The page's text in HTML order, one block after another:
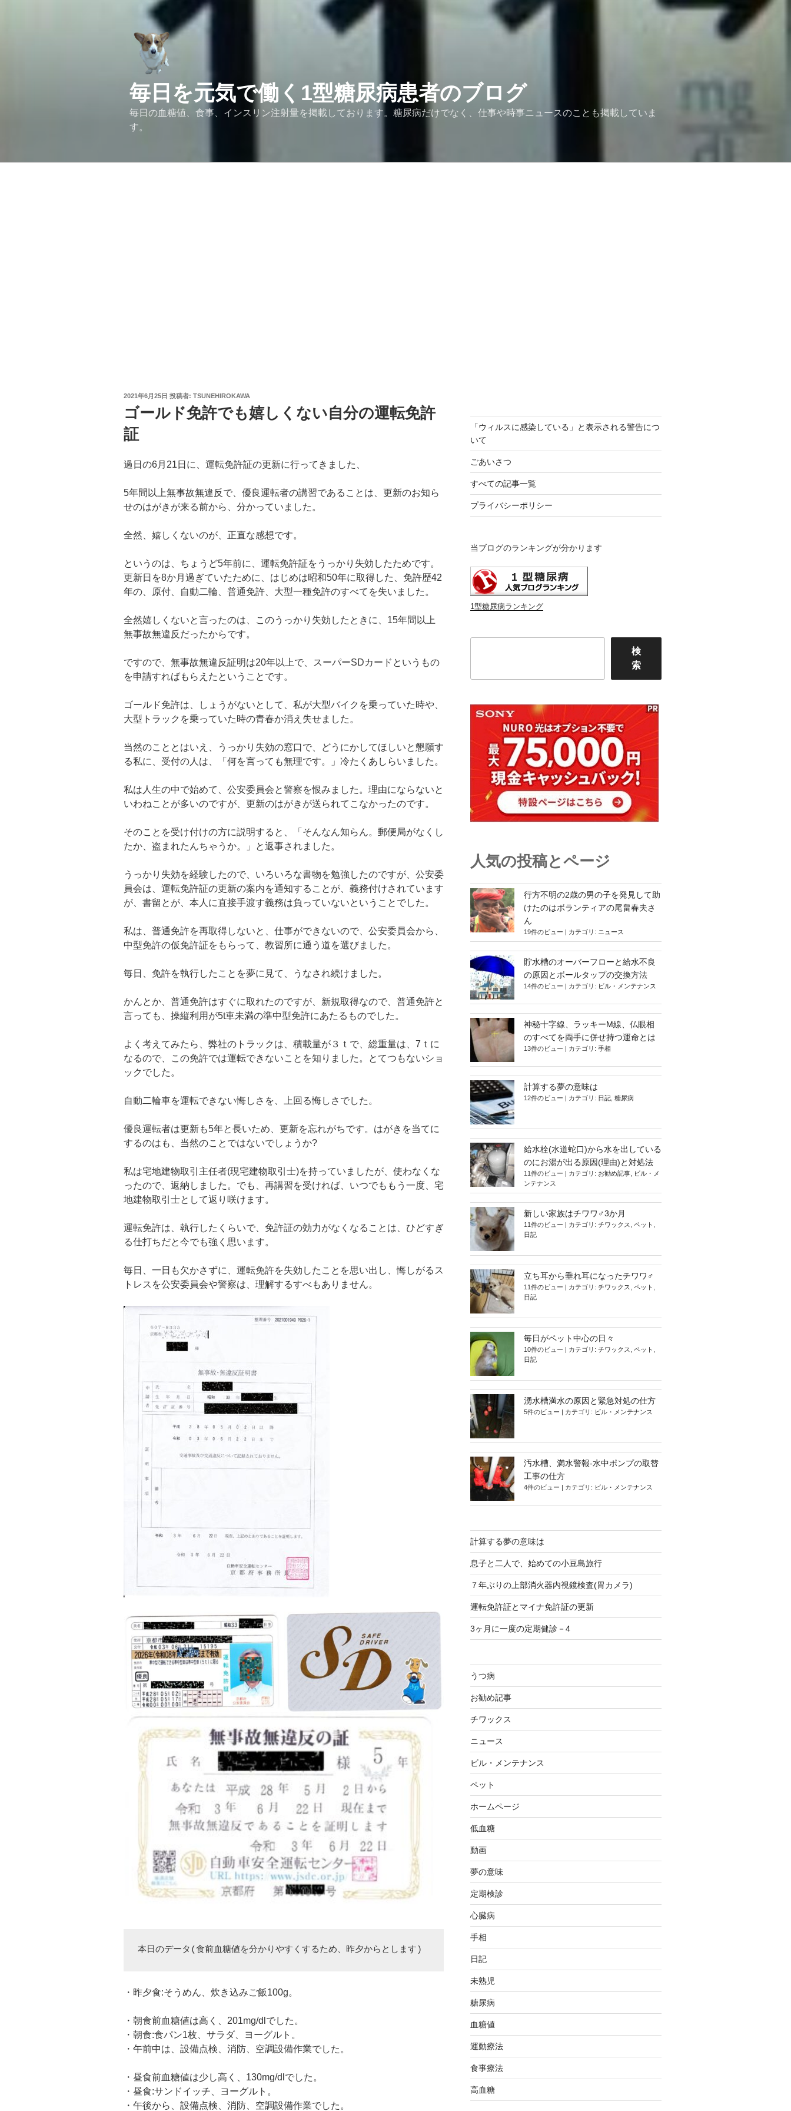
毎日を元気で働く1型糖尿病患者のブログ
毎日の血糖値、食事、インスリン注射量を掲載しております。糖尿病だけでなく、仕事や時事ニュースのことも掲載していま
す。
投
2021年6月25日 投稿者: TSUNEHIROKAWA
ゴールド免許でも嬉しくない自分の運転免許
証
過日の6月21日に、運転免許証の更新に行ってきました、
5年間以上無事故無違反で、優良運転者の講習であることは、更新のお知ら
せのはがきが来る前から、分かっていました。
全然、嬉しくないのが、正直な感想です。
というのは、ちょうど5年前に、運転免許証をうっかり失効したためです。
更新日を8か月過ぎていたために、はじめは昭和50年に取得した、免許歴42
年の、原付、自動二輪、普通免許、大型一種免許のすべてを失いました。
全然嬉しくないと言ったのは、このうっかり失効したときに、15年間以上
無事故無違反だったからです。
ですので、無事故無違反証明は20年以上で、スーパーSDカードというもの
を申請すればもらえたということです。
ゴールド免許は、しょうがないとして、私が大型バイクを乗っていた時や、
大型トラックを乗っていた時の青春か消え失せました。
当然のこととはいえ、うっかり失効の窓口で、どうにかしてほしいと懇願す
る私に、受付の人は、「何を言っても無理です。」冷たくあしらいました。
私は人生の中で始めて、公安委員会と警察を恨みました。理由にならないと
いわねことが多いのですが、更新のはがきが送られてこなかったのです。
そのことを受け付けの方に説明すると、「そんなん知らん。郵便局がなくし
たか、盗まれたんちゃうか。」と返事されました。
うっかり失効を経験したので、いろいろな書物を勉強したのですが、公安委
員会は、運転免許証の更新の案内を通知することが、義務付けされています
が、書留とが、本人に直接手渡す義務は負っていないということでした。
私は、普通免許を再取得しないと、仕事ができないので、公安委員会から、
中型免許の仮免許証をもらって、教習所に通う道を選びました。
毎日、免許を執行したことを夢に見て、うなされ続けました。
かんとか、普通免許はすぐに取れたのですが、新規取得なので、普通免許と
言っても、操縦利用が5t車未満の準中型免許にあたるものでした。
よく考えてみたら、弊社のトラックは、積載量が３ｔで、総重量は、7ｔに
なるので、この免許では運転できないことを知りました。とてつもないショ
ックでした。
自動二輪車を運転できない悔しさを、上回る悔しさでした。
優良運転者は更新も5年と長いため、更新を忘れがちです。はがきを当てに
するのはも、当然のことではないでしょうか?
私は宅地建物取引主任者(現宅建物取引士)を持っていましたが、使わなくな
ったので、返納しました。でも、再講習を受ければ、いつでももう一度、宅
地建物取引士として返り咲けます。
運転免許は、執行したくらいで、免許証の効力がなくなることは、ひどすぎ
る仕打ちだと今でも強く思います。
毎日、一日も欠かさずに、運転免許を失効したことを思い出し、悔しがるス
トレスを公安委員会や警察は、理解するすべもありません。
本日のデータ(食前血糖値を分かりやすくするため、昨夕からとします)
・昨夕食:そうめん、炊き込みご飯100g。
・朝食前血糖値は高く、201mg/dlでした。
・朝食:食パン1枚、サラダ、ヨーグルト。
・午前中は、設備点検、消防、空調設備作業でした。
・昼食前血糖値は少し高く、130mg/dlでした。
・昼食:サンドイッチ、ヨーグルト。
・午後から、設備点検、消防、空調設備作業でした。
「ウィルスに感染している」と表示される警告につ
いて
ごあいさつ
すべての記事一覧
プライバシーポリシー
当ブログのランキングが分かります
1型糖尿病ランキング
検
索
人気の投稿とページ
行方不明の2歳の男の子を発見して助
けたのはボランティアの尾畠春夫さ
ん
19件のビュー | カテゴリ: ニュース
貯水槽のオーバーフローと給水不良
の原因とボールタップの交換方法
14件のビュー | カテゴリ: ビル・メンテナンス
神秘十字線、ラッキーM線、仏眼相
のすべてを両手に併せ持つ運命とは
13件のビュー | カテゴリ: 手相
計算する夢の意味は
12件のビュー | カテゴリ: 日記, 糖尿病
給水栓(水道蛇口)から水を出している
のにお湯が出る原因(理由)と対処法
11件のビュー | カテゴリ: お勧め記事,
ビル・メ
ンテナンス
新しい家族はチワワ♂3か月
11件のビュー | カテゴリ: チワックス ペット
日記
立ち耳から垂れ耳になったチワワ♂
11件のビュー | カテゴリ: チワックス ペット
日記
毎日がペット中心の日々
10件のビュー | カテゴリ: チワックス ペット
日記
湧水槽満水の原因と緊急対処の仕方
5件のビュー | カテゴリ: ビル・メンテナンス
汚水槽、満水警報-水中ポンプの取替
工事の仕方
4件のビュー | カテゴリ: ビル・メンテナンス
計算する夢の意味は
息子と二人で、始めての小豆島旅行
７年ぶりの上部消火器内視鏡検査(胃カメラ)
運転免許証とマイナ免許証の更新
3ヶ月に一度の定期健診－4
うつ病
お勧め記事
チワックス
ニュース
ビル・メンテナンス
ペット
ホームページ
低血糖
動画
夢の意味
定期検診
心臓病
手相
日記
未熟児
糖尿病
血糖値
運動療法
食事療法
高血糖